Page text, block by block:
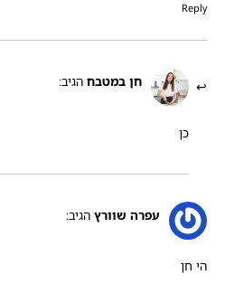
Reply
חן במטבח הגיב:
כן
עפרה שוורץ הגיב:
הי חן